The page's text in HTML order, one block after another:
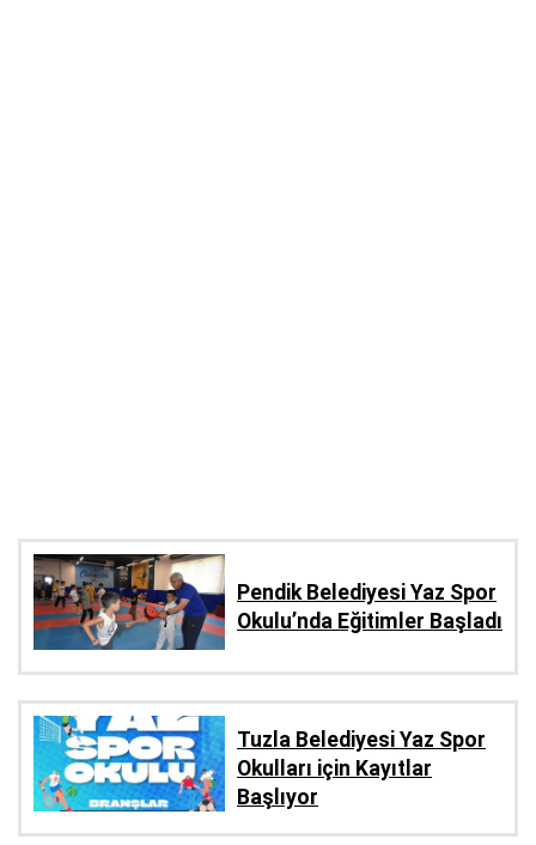
Pendik Belediyesi Yaz Spor
Okulu’nda Eğitimler Başladı
Tuzla Belediyesi Yaz Spor
Okulları için Kayıtlar
Başlıyor